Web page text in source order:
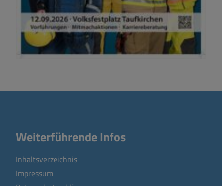
Weiterführende Infos
Inhaltsverzeichnis
Impressum